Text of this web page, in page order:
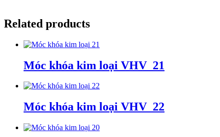
Related products
Móc khóa kim loại VHV_21
Móc khóa kim loại VHV_22